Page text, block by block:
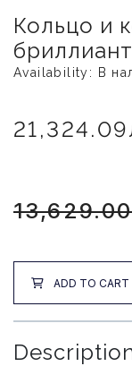
Кольцо и
Availability: В
ADD TO CART